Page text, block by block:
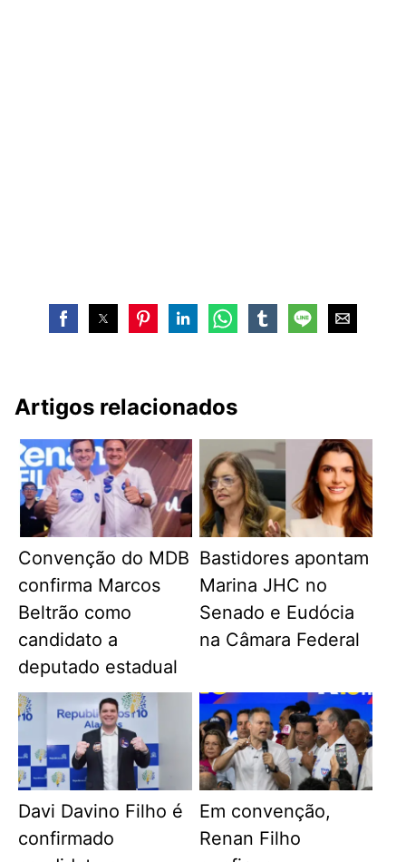
Artigos relacionados
Convenção do MDB
confirma Marcos
Beltrão como
candidato a
deputado estadual
Bastidores apontam
Marina JHC no
Senado e Eudócia
na Câmara Federal
Davi Davino Filho é
confirmado
Em convenção,
Renan Filho